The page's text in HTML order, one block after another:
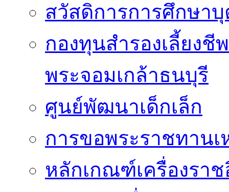
สวัสดิการการศึกษาบุ
กองทุนสำรองเลี้ยง
พระจอมเกล้าธนบุรี
ศูนย์พัฒนาเด็กเล็ก
การขอพระราชทาน
หลักเกณฑ์เครื่องรา